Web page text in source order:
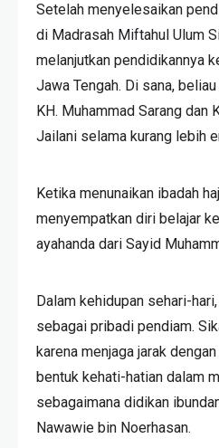
Setelah menyelesaikan
di Madrasah Miftahul Ulum
melanjutkan pendidikannya
Jawa Tengah. Di sana,
KH. Muhammad Sarang dan
Jailani selama kurang lebih
Ketika menunaikan ibadah
menyempatkan diri belajar
ayahanda dari Sayid
Dalam kehidupan sehari-
sebagai pribadi pendiam.
karena menjaga jarak
bentuk kehati-hatian dalam
sebagaimana didikan
Nawawie bin Noerhasan.